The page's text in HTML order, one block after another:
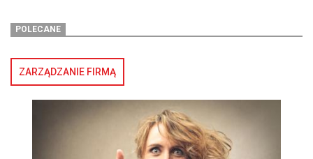
POLECANE
ZARZĄDZANIE FIRMĄ